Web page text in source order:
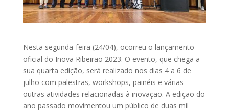
Nesta segunda-feira (24/04), ocorreu o lançamento
oficial do Inova Ribeirão 2023. O evento, que chega a
sua quarta edição, será realizado nos dias 4 a 6 de
julho com palestras, workshops, painéis e várias
outras atividades relacionadas à inovação. A edição do
ano passado movimentou um público de duas mil